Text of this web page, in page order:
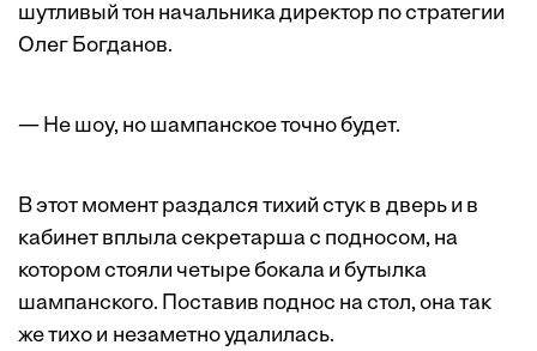
шутливый тон начальника директор по стратегии
Олег Богданов.
— Не шоу, но шампанское точно будет.
В этот момент раздался тихий стук в дверь и в
кабинет вплыла секретарша с подносом, на
котором стояли четыре бокала и бутылка
шампанского. Поставив поднос на стол, она так
же тихо и незаметно удалилась.